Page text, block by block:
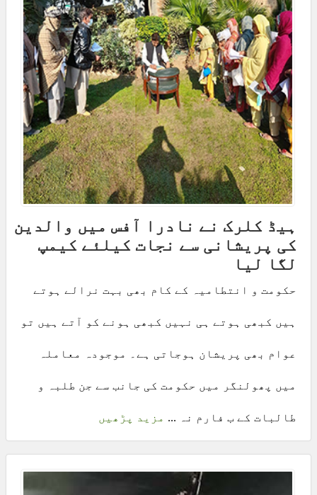
ہیڈ کلرک نے نادرا آفس میں والدین
کی پریشانی سے نجات کیلئے کیمپ
لگا لیا
حکومت و انتطامیہ کے کام بھی بہت نرالے ہوتے
ہیں کبھی ہوتے ہی نہیں کبھی ہونے کو آتے ہیں تو
عوام بھی پریشان ہوجاتی ہے۔ موجودہ معاملہ
میں پھولنگر میں حکومت کی جانب سے جن طلبہ و
طالبات کے ب فارم نہ ... مزید پڑھیں